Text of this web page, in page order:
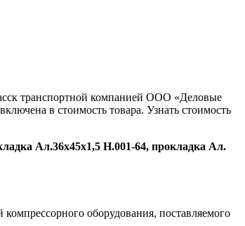
транспортной компанией ООО «Деловые
в стоимость товара. Узнать стоимость
Ал.36х45х1,5 Н.001-64, прокладка Ал.
оборудования, поставляемого